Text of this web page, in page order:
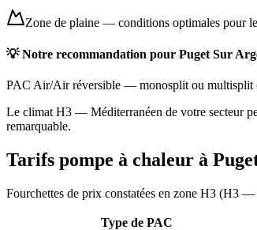
Zone de plaine — conditions optimales pour
💡 Notre recommandation pour Puget Sur
PAC Air/Air réversible — monosplit ou multisplit
Le climat H3 — Méditerranéen de votre secteur
remarquable.
Tarifs pompe à chaleur à
Fourchettes de prix constatées en zone H3 (H3 —
Type de PAC